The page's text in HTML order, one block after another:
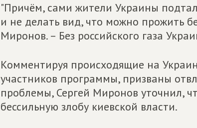
"Причём, сами жители Украины
и не делать вид, что можно прожить
Миронов. – Без российского газа
Комментируя происходящие на
участников программы, призваны
проблемы, Сергей Миронов уточнил,
бессильную злобу киевской власти.